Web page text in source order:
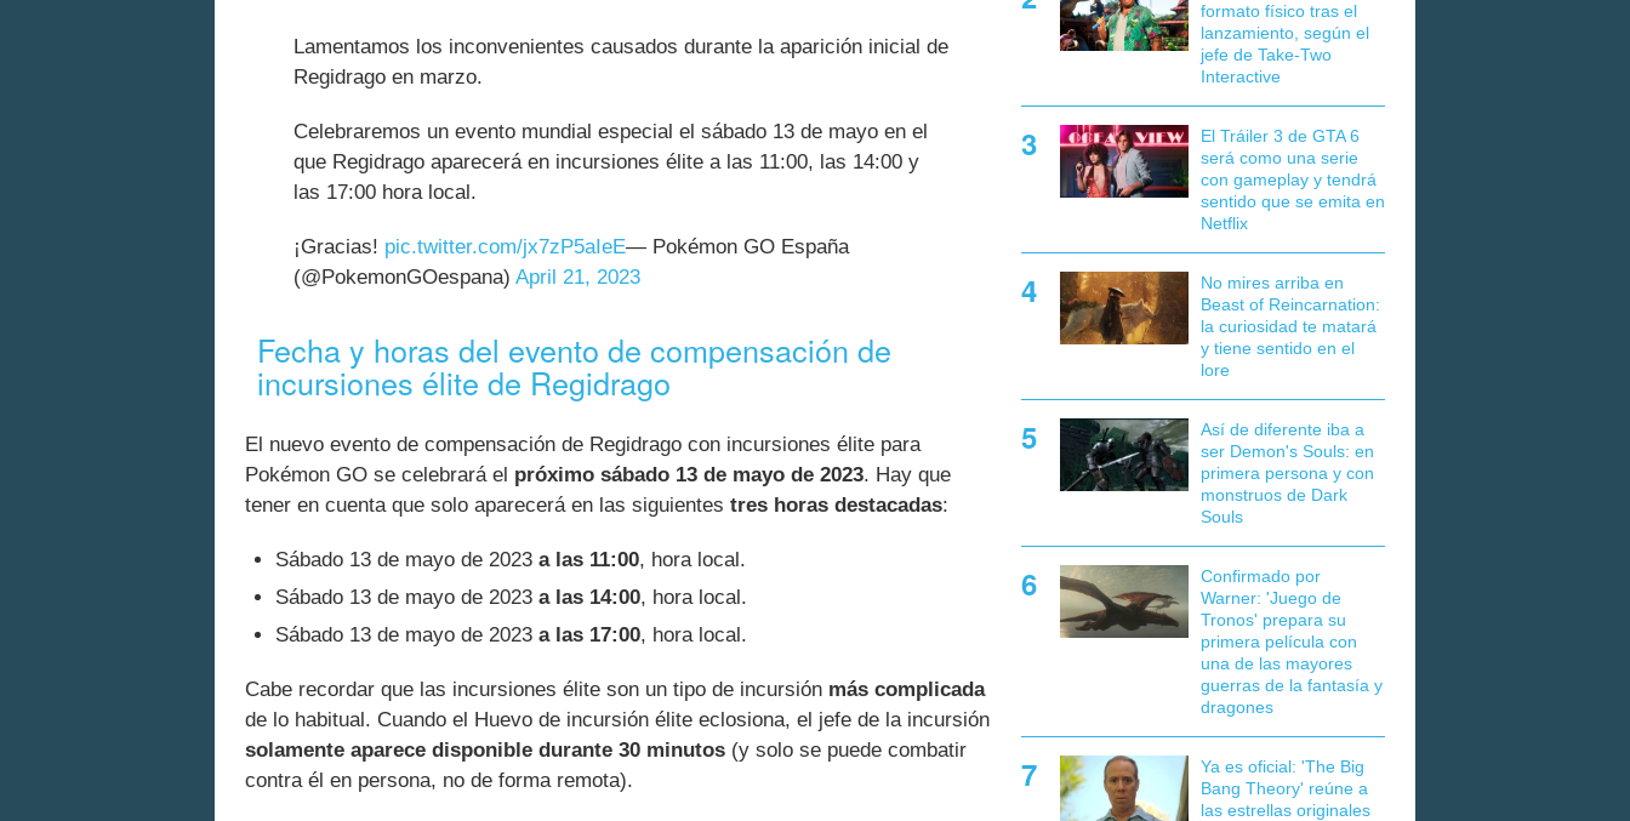
Lamentamos los inconvenientes causados durante la aparición inicial de
Regidrago en marzo.
Celebraremos un evento mundial especial el sábado 13 de mayo en el
que Regidrago aparecerá en incursiones élite a las 11:00, las 14:00 y
las 17:00 hora local.
¡Gracias! pic.twitter.com/jx7zP5aIeE— Pokémon GO España
(@PokemonGOespana) April 21, 2023
Fecha y horas del evento de compensación de
incursiones élite de Regidrago
El nuevo evento de compensación de Regidrago con incursiones élite para
Pokémon GO se celebrará el próximo sábado 13 de mayo de 2023. Hay que
tener en cuenta que solo aparecerá en las siguientes tres horas destacadas:
Sábado 13 de mayo de 2023 a las 11:00, hora local.
Sábado 13 de mayo de 2023 a las 14:00, hora local.
Sábado 13 de mayo de 2023 a las 17:00, hora local.
Cabe recordar que las incursiones élite son un tipo de incursión más complicada
de lo habitual. Cuando el Huevo de incursión élite eclosiona, el jefe de la incursión
solamente aparece disponible durante 30 minutos (y solo se puede combatir
contra él en persona, no de forma remota).
formato físico tras el
lanzamiento, según el
jefe de Take-Two
Interactive
El Tráiler 3 de GTA 6
será como una serie
con gameplay y tendrá
sentido que se emita en
Netflix
No mires arriba en
Beast of Reincarnation:
la curiosidad te matará
y tiene sentido en el
lore
Así de diferente iba a
ser Demon's Souls: en
primera persona y con
monstruos de Dark
Souls
Confirmado por
Warner: 'Juego de
Tronos' prepara su
primera película con
una de las mayores
guerras de la fantasía y
dragones
Ya es oficial: 'The Big
Bang Theory' reúne a
las estrellas originales